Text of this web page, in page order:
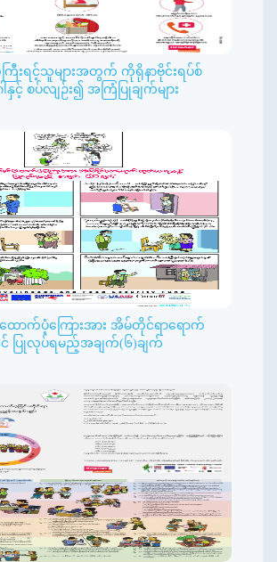
ရင့်သူများအတွက် ကိုရိုနာဗိုင်းရပ်စ်
ါနှင့် စပ်လျဉ်း၍ အကြံပြုချက်များ
ောက်ပံ့ကြေားအား အိမ်တိုင်ရာရောက်
ပြုလုပ်ရမည့်အချက်(၆)ချက်